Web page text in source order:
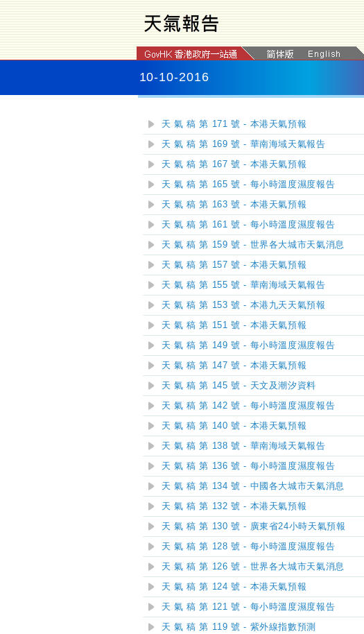
10-10-2016
天 氣 稿 第 171 號 - 本港天氣預報
天 氣 稿 第 169 號 - 華南海域天氣報告
天 氣 稿 第 167 號 - 本港天氣預報
天 氣 稿 第 165 號 - 每小時溫度濕度報告
天 氣 稿 第 163 號 - 本港天氣預報
天 氣 稿 第 161 號 - 每小時溫度濕度報告
天 氣 稿 第 159 號 - 世界各大城市天氣消息
天 氣 稿 第 157 號 - 本港天氣預報
天 氣 稿 第 155 號 - 華南海域天氣報告
天 氣 稿 第 153 號 - 本港九天天氣預報
天 氣 稿 第 151 號 - 本港天氣預報
天 氣 稿 第 149 號 - 每小時溫度濕度報告
天 氣 稿 第 147 號 - 本港天氣預報
天 氣 稿 第 145 號 - 天文及潮汐資料
天 氣 稿 第 142 號 - 每小時溫度濕度報告
天 氣 稿 第 140 號 - 本港天氣預報
天 氣 稿 第 138 號 - 華南海域天氣報告
天 氣 稿 第 136 號 - 每小時溫度濕度報告
天 氣 稿 第 134 號 - 中國各大城市天氣消息
天 氣 稿 第 132 號 - 本港天氣預報
天 氣 稿 第 130 號 - 廣東省24小時天氣預報
天 氣 稿 第 128 號 - 每小時溫度濕度報告
天 氣 稿 第 126 號 - 世界各大城市天氣消息
天 氣 稿 第 124 號 - 本港天氣預報
天 氣 稿 第 121 號 - 每小時溫度濕度報告
天 氣 稿 第 119 號 - 紫外線指數預測